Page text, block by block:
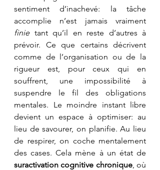
sentiment d’inachevé: la tâche
finie tant qu’il en reste d’autres à
prévoir. Ce que certains décrivent
comme de l’organisation ou de la
rigueur est, pour ceux qui en
souffrent, une impossibilité à
suspendre le fil des obligations
mentales. Le moindre instant libre
devient un espace à optimiser: au
lieu de savourer, on planifie. Au lieu
de respirer, on coche mentalement
suractivation cognitive chronique, où